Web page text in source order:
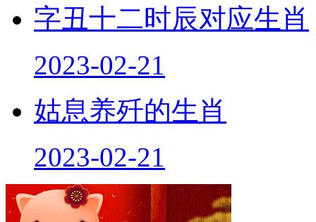
字丑十二时辰对应生肖
2023-02-21
姑息养歼的生肖
2023-02-21